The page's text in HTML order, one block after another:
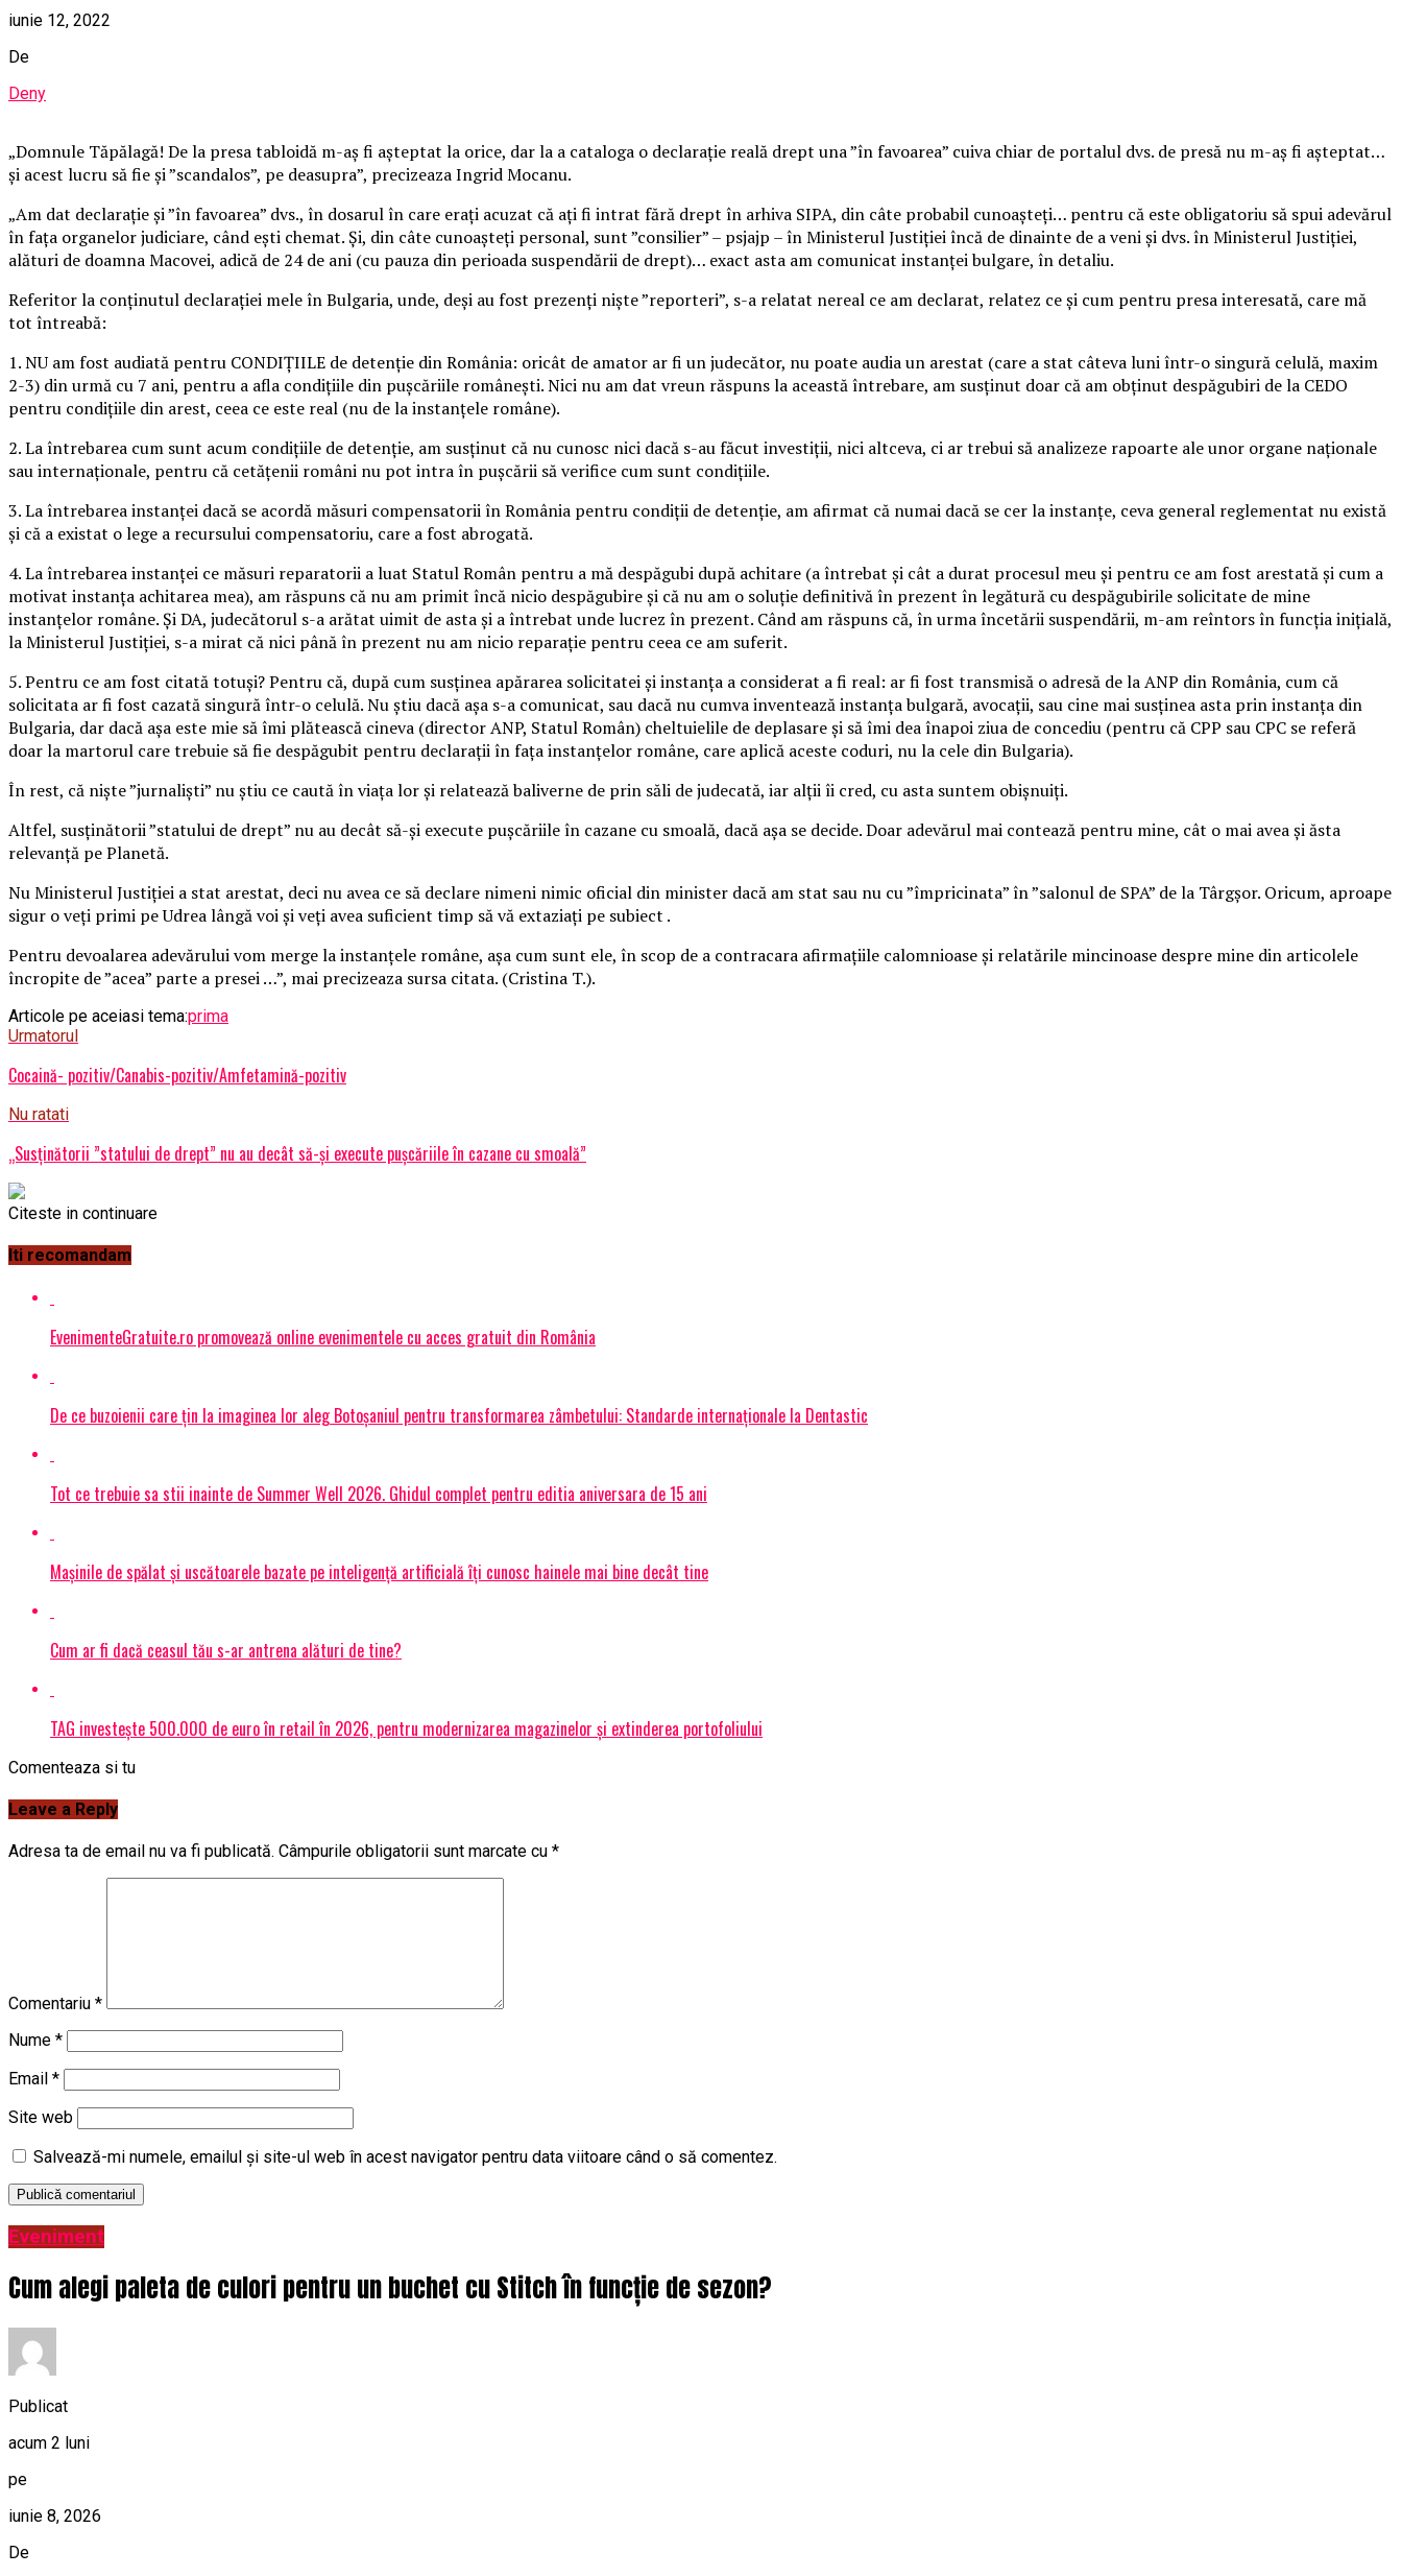
iunie 12, 2022
De
Deny
„Domnule Tăpălagă! De la presa tabloidă m-aș fi așteptat la orice, dar la a cataloga o declarație reală drept una ”în favoarea” cuiva chiar de portalul dvs. de presă nu m-aș fi așteptat…
și acest lucru să fie și ”scandalos”, pe deasupra”, precizeaza Ingrid Mocanu.
„Am dat declarație și ”în favoarea” dvs., în dosarul în care erați acuzat că ați fi intrat fără drept în arhiva SIPA, din câte probabil cunoașteți… pentru că este obligatoriu să spui adevărul
în fața organelor judiciare, când ești chemat. Și, din câte cunoașteți personal, sunt ”consilier” – psjajp – în Ministerul Justiției încă de dinainte de a veni și dvs. în Ministerul Justiției,
alături de doamna Macovei, adică de 24 de ani (cu pauza din perioada suspendării de drept)… exact asta am comunicat instanței bulgare, în detaliu.
Referitor la conținutul declarației mele în Bulgaria, unde, deși au fost prezenți niște ”reporteri”, s-a relatat nereal ce am declarat, relatez ce și cum pentru presa interesată, care mă
tot întreabă:
1. NU am fost audiată pentru CONDIȚIILE de detenție din România: oricât de amator ar fi un judecător, nu poate audia un arestat (care a stat câteva luni într-o singură celulă, maxim
2-3) din urmă cu 7 ani, pentru a afla condițiile din pușcăriile românești. Nici nu am dat vreun răspuns la această întrebare, am susținut doar că am obținut despăgubiri de la CEDO
pentru condițiile din arest, ceea ce este real (nu de la instanțele române).
2. La întrebarea cum sunt acum condițiile de detenție, am susținut că nu cunosc nici dacă s-au făcut investiții, nici altceva, ci ar trebui să analizeze rapoarte ale unor organe naționale
sau internaționale, pentru că cetățenii români nu pot intra în pușcării să verifice cum sunt condițiile.
3. La întrebarea instanței dacă se acordă măsuri compensatorii în România pentru condiții de detenție, am afirmat că numai dacă se cer la instanțe, ceva general reglementat nu există
și că a existat o lege a recursului compensatoriu, care a fost abrogată.
4. La întrebarea instanței ce măsuri reparatorii a luat Statul Român pentru a mă despăgubi după achitare (a întrebat și cât a durat procesul meu și pentru ce am fost arestată și cum a
motivat instanța achitarea mea), am răspuns că nu am primit încă nicio despăgubire și că nu am o soluție definitivă în prezent în legătură cu despăgubirile solicitate de mine
instanțelor române. Și DA, judecătorul s-a arătat uimit de asta și a întrebat unde lucrez în prezent. Când am răspuns că, în urma încetării suspendării, m-am reîntors în funcția inițială,
la Ministerul Justiției, s-a mirat că nici până în prezent nu am nicio reparație pentru ceea ce am suferit.
5. Pentru ce am fost citată totuși? Pentru că, după cum susținea apărarea solicitatei și instanța a considerat a fi real: ar fi fost transmisă o adresă de la ANP din România, cum că
solicitata ar fi fost cazată singură într-o celulă. Nu știu dacă așa s-a comunicat, sau dacă nu cumva inventează instanța bulgară, avocații, sau cine mai susținea asta prin instanța din
Bulgaria, dar dacă așa este mie să îmi plătească cineva (director ANP, Statul Român) cheltuielile de deplasare și să îmi dea înapoi ziua de concediu (pentru că CPP sau CPC se referă
doar la martorul care trebuie să fie despăgubit pentru declarații în fața instanțelor române, care aplică aceste coduri, nu la cele din Bulgaria).
În rest, că niște ”jurnaliști” nu știu ce caută în viața lor și relatează baliverne de prin săli de judecată, iar alții îi cred, cu asta suntem obișnuiți.
Altfel, susținătorii ”statului de drept” nu au decât să-și execute pușcăriile în cazane cu smoală, dacă așa se decide. Doar adevărul mai contează pentru mine, cât o mai avea și ăsta
relevanță pe Planetă.
Nu Ministerul Justiției a stat arestat, deci nu avea ce să declare nimeni nimic oficial din minister dacă am stat sau nu cu ”împricinata” în ”salonul de SPA” de la Târgșor. Oricum, aproape
sigur o veți primi pe Udrea lângă voi și veți avea suficient timp să vă extaziați pe subiect .
Pentru devoalarea adevărului vom merge la instanțele române, așa cum sunt ele, în scop de a contracara afirmațiile calomnioase și relatările mincinoase despre mine din articolele
încropite de ”acea” parte a presei …”, mai precizeaza sursa citata. (Cristina T.).
Articole pe aceiasi tema:prima
Urmatorul
Cocaină- pozitiv/Canabis-pozitiv/Amfetamină-pozitiv
Nu ratati
„Susținătorii ”statului de drept” nu au decât să-și execute pușcăriile în cazane cu smoală”
Citeste in continuare
Iti recomandam
EvenimenteGratuite.ro promovează online evenimentele cu acces gratuit din România
De ce buzoienii care țin la imaginea lor aleg Botoșaniul pentru transformarea zâmbetului: Standarde internaționale la Dentastic
Tot ce trebuie sa stii inainte de Summer Well 2026. Ghidul complet pentru editia aniversara de 15 ani
Mașinile de spălat și uscătoarele bazate pe inteligență artificială îți cunosc hainele mai bine decât tine
Cum ar fi dacă ceasul tău s-ar antrena alături de tine?
TAG investește 500.000 de euro în retail în 2026, pentru modernizarea magazinelor și extinderea portofoliului
Comenteaza si tu
Leave a Reply
Adresa ta de email nu va fi publicată. Câmpurile obligatorii sunt marcate cu *
Comentariu *
Nume *
Email *
Site web
Salvează-mi numele, emailul și site-ul web în acest navigator pentru data viitoare când o să comentez.
Eveniment
Cum alegi paleta de culori pentru un buchet cu Stitch în funcție de sezon?
Publicat
acum 2 luni
pe
iunie 8, 2026
De